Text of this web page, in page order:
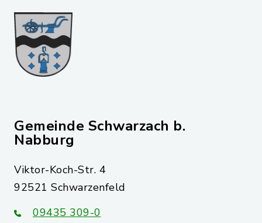
Gemeinde Schwarzach b.
Nabburg
Viktor-Koch-Str. 4
92521 Schwarzenfeld
09435 309-0